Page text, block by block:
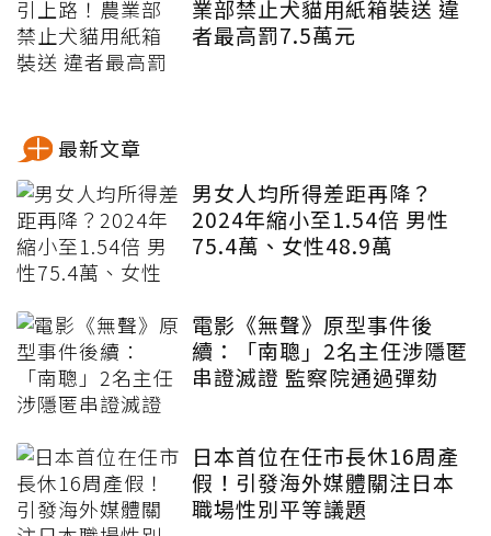
業部禁止犬貓用紙箱裝送 違
者最高罰7.5萬元
最新文章
男女人均所得差距再降？
2024年縮小至1.54倍 男性
75.4萬、女性48.9萬
電影《無聲》原型事件後
續：「南聰」2名主任涉隱匿
串證滅證 監察院通過彈劾
日本首位在任市長休16周產
假！引發海外媒體關注日本
職場性別平等議題